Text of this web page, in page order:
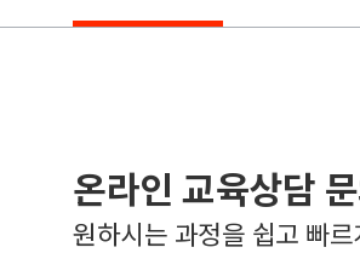
온라인 교육상담
원하시는 과정을 쉽고 빠